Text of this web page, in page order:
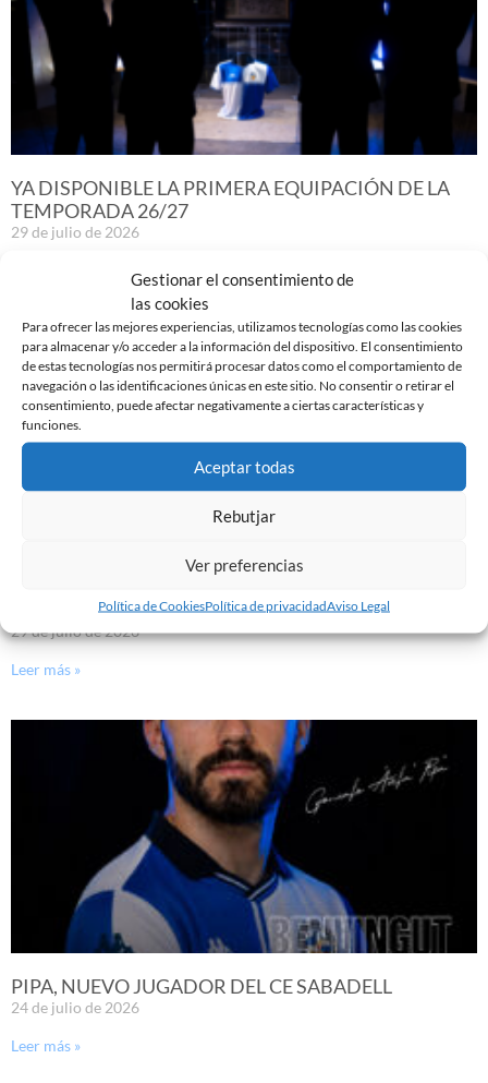
Gestionar el consentimiento de
las cookies
Para ofrecer las mejores experiencias, utilizamos tecnologías como las cookies
para almacenar y/o acceder a la información del dispositivo. El consentimiento
de estas tecnologías nos permitirá procesar datos como el comportamiento de
navegación o las identificaciones únicas en este sitio. No consentir o retirar el
consentimiento, puede afectar negativamente a ciertas características y
funciones.
Aceptar todas
Rebutjar
Ver preferencias
Política de CookiesPolítica de privacidadAviso Legal
YA DISPONIBLE LA PRIMERA EQUIPACIÓN DE LA
TEMPORADA 26/27
29 de julio de 2026
SABADELL
29 de julio de 2026
Leer más »
PIPA, NUEVO JUGADOR DEL CE SABADELL
24 de julio de 2026
Leer más »